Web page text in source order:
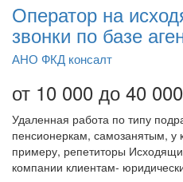
Оператор на
звонки по базе
АНО ФКД консалт
от 10 000 до 40
Удаленная работа по типу
пенсионеркам, самозанятым, у
примеру, репетиторы
компании клиентам-